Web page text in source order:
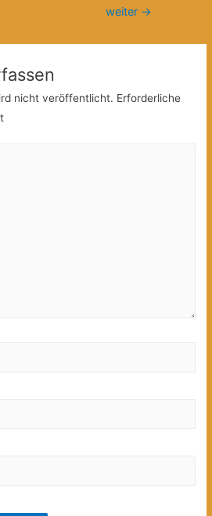
weiter →
nicht veröffentlicht. Erforderliche